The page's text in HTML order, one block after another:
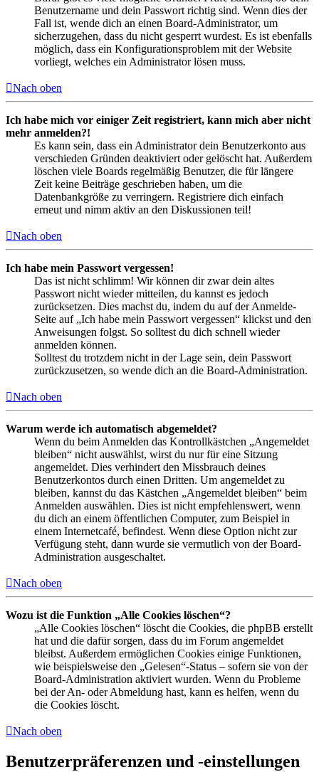
Benutzername und dein Passwort richtig sind. Wenn dies der
Fall ist, wende dich an einen Board-Administrator, um
sicherzugehen, dass du nicht gesperrt wurdest. Es ist ebenfalls
möglich, dass ein Konfigurationsproblem mit der Website
vorliegt, welches ein Administrator lösen muss.
Nach oben
Ich habe mich vor einiger Zeit registriert, kann mich aber nicht
mehr anmelden?!
Es kann sein, dass ein Administrator dein Benutzerkonto aus
verschieden Gründen deaktiviert oder gelöscht hat. Außerdem
löschen viele Boards regelmäßig Benutzer, die für längere
Zeit keine Beiträge geschrieben haben, um die
Datenbankgröße zu verringern. Registriere dich einfach
erneut und nimm aktiv an den Diskussionen teil!
Nach oben
Ich habe mein Passwort vergessen!
Das ist nicht schlimm! Wir können dir zwar dein altes
Passwort nicht wieder mitteilen, du kannst es jedoch
zurücksetzen. Dies machst du, indem du auf der Anmelde-
Seite auf „Ich habe mein Passwort vergessen“ klickst und den
Anweisungen folgst. So solltest du dich schnell wieder
anmelden können.
Solltest du trotzdem nicht in der Lage sein, dein Passwort
zurückzusetzen, so wende dich an die Board-Administration.
Nach oben
Warum werde ich automatisch abgemeldet?
Wenn du beim Anmelden das Kontrollkästchen „Angemeldet
bleiben“ nicht auswählst, wirst du nur für eine Sitzung
angemeldet. Dies verhindert den Missbrauch deines
Benutzerkontos durch einen Dritten. Um angemeldet zu
bleiben, kannst du das Kästchen „Angemeldet bleiben“ beim
Anmelden auswählen. Dies ist nicht empfehlenswert, wenn
du dich an einem öffentlichen Computer, zum Beispiel in
einem Internetcafé, befindest. Wenn diese Option nicht zur
Verfügung steht, dann wurde sie vermutlich von der Board-
Administration ausgeschaltet.
Nach oben
Wozu ist die Funktion „Alle Cookies löschen“?
„Alle Cookies löschen“ löscht die Cookies, die phpBB erstellt
hat und die dafür sorgen, dass du im Forum angemeldet
bleibst. Außerdem ermöglichen Cookies einige Funktionen,
wie beispielsweise den „Gelesen“-Status – sofern sie von der
Board-Administration aktiviert wurden. Wenn du Probleme
bei der An- oder Abmeldung hast, kann es helfen, wenn du
die Cookies löscht.
Nach oben
Benutzerpräferenzen und -einstellungen